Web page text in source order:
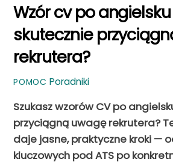
Wzór cv po
skutecznie
rekrutera?
POMOC Poradniki
Szukasz wzorów CV po
przyciągną uwagę rekrutera?
daje jasne, praktyczne kroki —
kluczowych pod ATS po